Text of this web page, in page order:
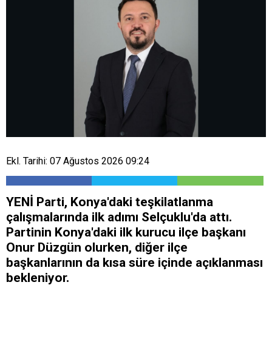
Ekl. Tarihi: 07 Ağustos 2026 09:24
YENİ Parti, Konya'daki teşkilatlanma
çalışmalarında ilk adımı Selçuklu'da attı.
Partinin Konya'daki ilk kurucu ilçe başkanı
Onur Düzgün olurken, diğer ilçe
başkanlarının da kısa süre içinde açıklanması
bekleniyor.